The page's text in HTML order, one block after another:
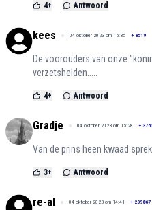
4+ Antwoord
kees 04 oktober 2023 om 15:35 + 8519
De voorouders van onze
verzetshelden.....
4+ Antwoord
Gradje 04 oktober 2023 om 15:28 + 3761
Van de prins heen kwaad
3+ Antwoord
re-al 04 oktober 2023 om 14:41 + 209867